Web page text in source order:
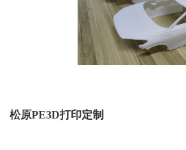
松原PE3D打印定制